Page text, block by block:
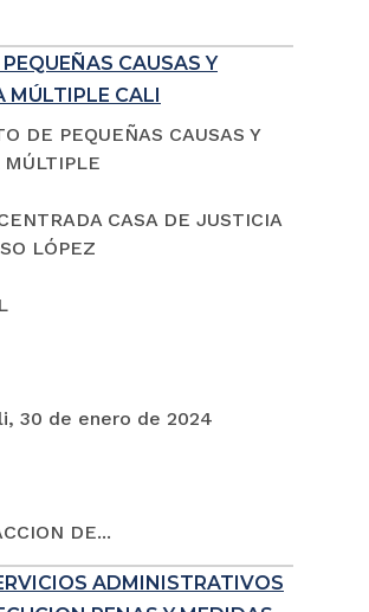
CAUSAS Y
MÚLTIPLE CALI
DE PEQUEÑAS CAUSAS Y
CASA DE JUSTICIA
LÓPEZ
30 de enero de 2024
DE...
ADMINISTRATIVOS